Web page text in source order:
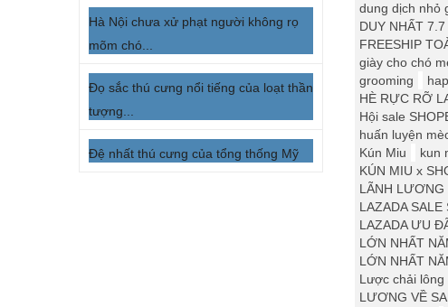
Hà Nội chưa xử phạt người không rọ
mõm chó...
Đọ sắc thú cưng nổi tiếng của loạt thần
tượng...
Đệ nhất thú cưng của tổng thống Mỹ
dung dịch nhỏ
DUY NHẤT
FREESHIP
giày cho chó
grooming
HÈ RỰC RỠ
Hội sale
huấn luyện
Kún Miu
kun
KÚN MIU x
LÃNH
LAZADA SALE
LAZADA ƯU
LỚN NHẤT
LỚN NHẤT
Lược chải lông
LƯƠNG VỀ